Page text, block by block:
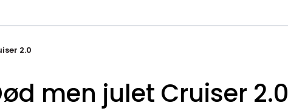
2.0
men julet Cruiser 2.0